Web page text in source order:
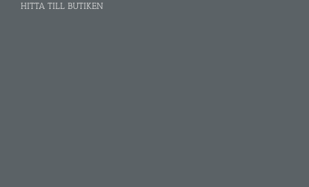
HITTA TILL BUTIKEN